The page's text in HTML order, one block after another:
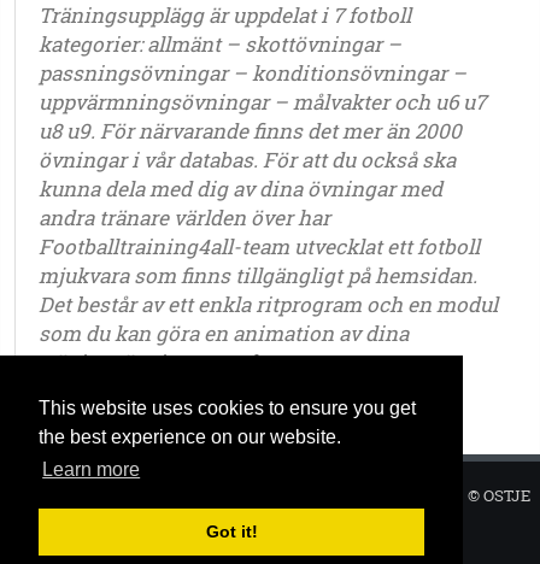
This website uses cookies to ensure you get
the best experience on our website.
Learn more
Got it!
Träningsupplägg är uppdelat i 7 fotboll
kategorier: allmänt – skottövningar –
passningsövningar – konditionsövningar –
uppvärmningsövningar – målvakter och u6 u7
u8 u9. För närvarande finns det mer än 2000
övningar i vår databas. För att du också ska
kunna dela med dig av dina övningar med
andra tränare världen över har
Footballtraining4all-team utvecklat ett fotboll
mjukvara som finns tillgängligt på hemsidan.
Det består av ett enkla ritprogram och en modul
som du kan göra en animation av dina
träningsövningar med.
© OSTJE